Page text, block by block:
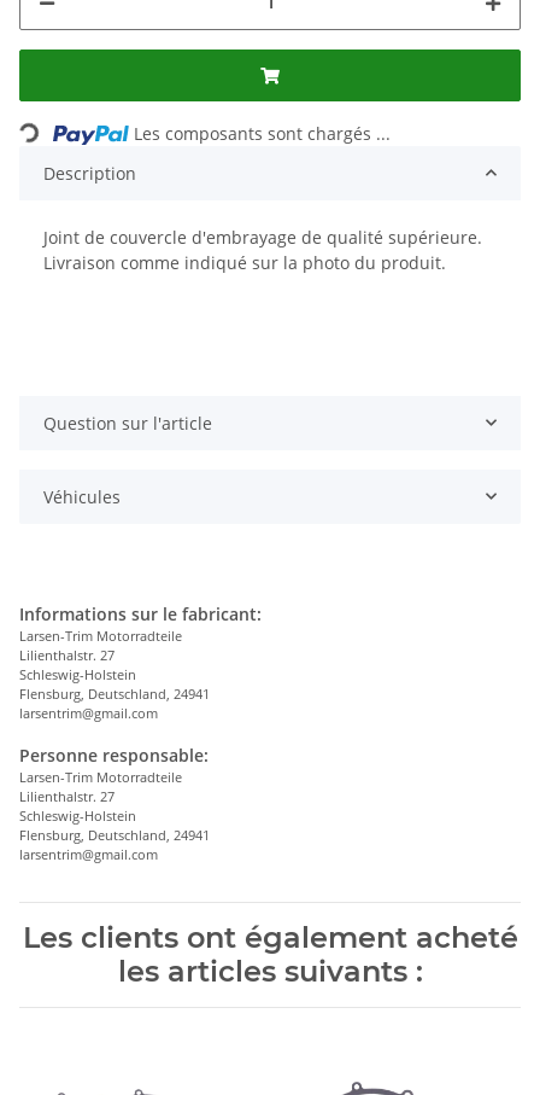
Loading...
Les composants sont chargés ...
Description
Joint de couvercle d'embrayage de qualité supérieure.
Livraison comme indiqué sur la photo du produit.
Question sur l'article
Véhicules
Informations sur le fabricant:
Larsen-Trim Motorradteile
Lilienthalstr. 27
Schleswig-Holstein
Flensburg, Deutschland, 24941
larsentrim@gmail.com
Personne responsable:
Larsen-Trim Motorradteile
Lilienthalstr. 27
Schleswig-Holstein
Flensburg, Deutschland, 24941
larsentrim@gmail.com
Les clients ont également acheté
les articles suivants :